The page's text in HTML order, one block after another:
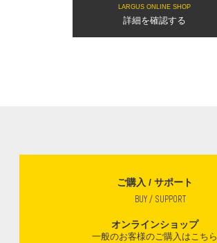
LARGUS ONLINE SHOP
詳細を確認する
ご購入 / サポート
BUY / SUPPORT
オンラインショップ
一般のお客様のご購入はこちら